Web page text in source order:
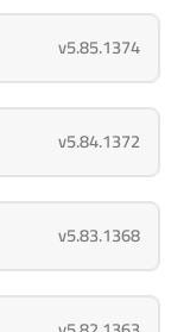
v5.85.1374
v5.84.1372
v5.83.1368